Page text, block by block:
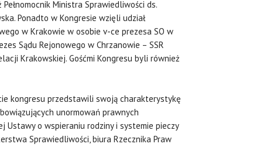
Ministra Sprawiedliwości ds.
Ponadto w Kongresie wzięli udział
w Krakowie w osobie v-ce prezesa SO w
Sądu Rejonowego w Chrzanowie – SSR
Krakowskiej. Gośćmi Kongresu byli również
kongresu przedstawili swoją charakterystykę
unormowań prawnych
Ustawy o wspieraniu rodziny i systemie pieczy
Sprawiedliwości, biura Rzecznika Praw